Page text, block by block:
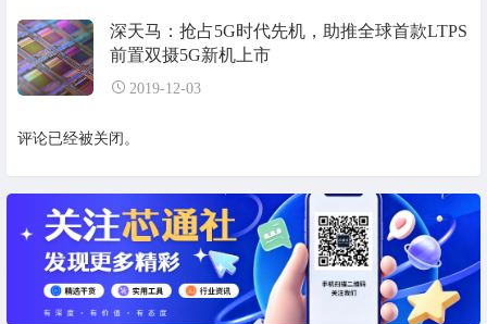
深天马：抢占5G时代先机，助推全球首款LTPS
前置双摄5G新机上市
2019-12-03
评论已经被关闭。